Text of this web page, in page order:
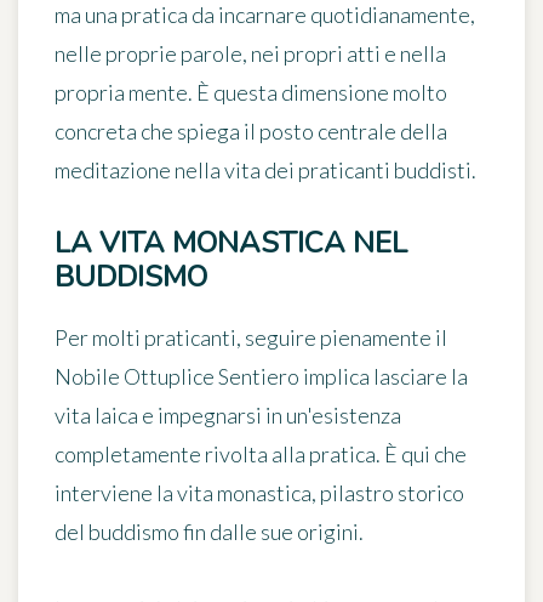
ma una pratica da incarnare quotidianamente,
nelle proprie parole, nei propri atti e nella
propria mente. È questa dimensione molto
concreta che spiega il posto centrale della
meditazione nella vita dei praticanti buddisti.
LA VITA MONASTICA NEL
BUDDISMO
Per molti praticanti, seguire pienamente il
Nobile Ottuplice Sentiero implica lasciare la
vita laica e impegnarsi in un'esistenza
completamente rivolta alla pratica. È qui che
interviene la vita monastica, pilastro storico
del buddismo fin dalle sue origini.